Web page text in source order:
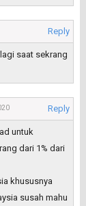
Reply
saat sekrang
Reply
untuk
dari 1% dari
khususnya
susah mahu